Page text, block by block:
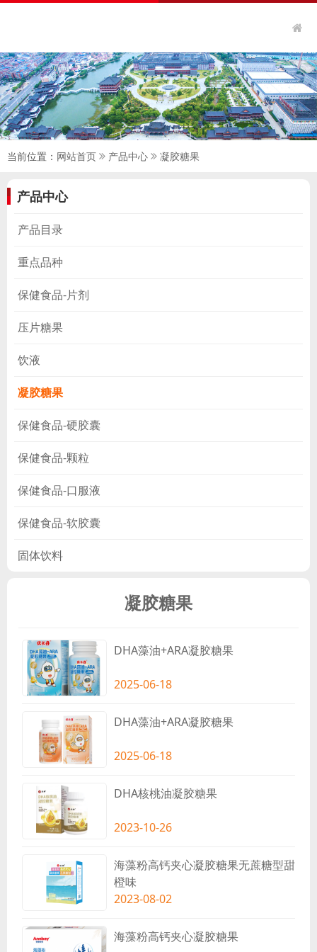
当前位置： 网站首页 产品中心 凝胶糖果
产品中心
产品目录
重点品种
保健食品-片剂
压片糖果
饮液
凝胶糖果
保健食品-硬胶囊
保健食品-颗粒
保健食品-口服液
保健食品-软胶囊
固体饮料
凝胶糖果
DHA藻油+ARA凝胶糖果
2025-06-18
DHA藻油+ARA凝胶糖果
2025-06-18
DHA核桃油凝胶糖果
2023-10-26
海藻粉高钙夹心凝胶糖果无蔗糖型甜
橙味
2023-08-02
海藻粉高钙夹心凝胶糖果